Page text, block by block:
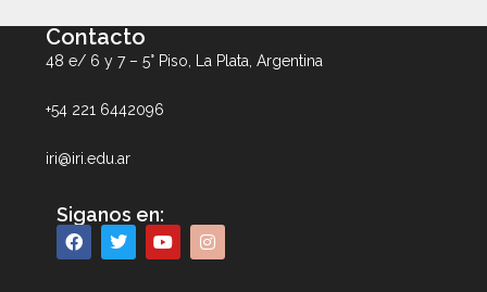
Contacto
48 e/ 6 y 7 – 5° Piso, La Plata, Argentina
+54 221 6442096
iri@iri.edu.ar
Siganos en: